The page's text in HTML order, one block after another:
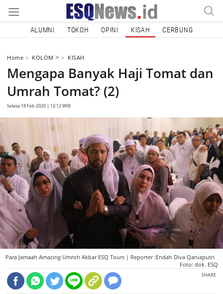
ALUMNI TOKOH OPINI KISAH CERBUNG
Home KOLOM> KISAH
Mengapa Banyak Haji Tomat dan
Umrah Tomat? (2)
Selasa 18 Feb 2020 | 12:12 WIB
Para Jamaah Amazing Umroh Akbar ESQ Tours | Reporter :Endah Diva Qaniaputri
Foto: dok. ESQ
SHARE